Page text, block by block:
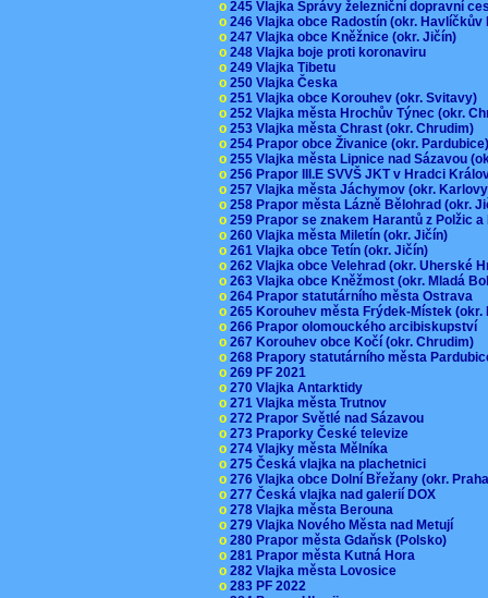
o 245 Vlajka Správy železniční dopravní
o 246 Vlajka obce Radostín (okr.
o 247 Vlajka obce Kněžnice (okr. Jičín)
o 248 Vlajka boje proti koronaviru
o 249 Vlajka Tibetu
o 250 Vlajka Česka
o 251 Vlajka obce Korouhev (okr. Svitavy)
o 252 Vlajka města Hrochův Týnec (okr.
o 253 Vlajka města Chrast (okr. Chrudim)
o 254 Prapor obce Živanice (okr.
o 255 Vlajka města Lipnice nad Sázavou
o 256 Prapor III.E SVVŠ JKT v Hradci
o 257 Vlajka města Jáchymov (okr.
o 258 Prapor města Lázně Bělohrad (okr.
o 259 Prapor se znakem Harantů z Polžic
o 260 Vlajka města Miletín (okr. Jičín)
o 261 Vlajka obce Tetín (okr. Jičín)
o 262 Vlajka obce Velehrad (okr. Uherské
o 263 Vlajka obce Kněžmost (okr. Mladá
o 264 Prapor statutárního města Ostrava
o 265 Korouhev města Frýdek-Místek
o 266 Prapor olomouckého arcibiskupství
o 267 Korouhev obce Kočí (okr. Chrudim)
o 268 Prapory statutárního města
o 269 PF 2021
o 270 Vlajka Antarktidy
o 271 Vlajka města Trutnov
o 272 Prapor Světlé nad Sázavou
o 273 Praporky České televize
o 274 Vlajky města Mělníka
o 275 Česká vlajka na plachetnici
o 276 Vlajka obce Dolní Břežany (okr.
o 277 Česká vlajka nad galerií DOX
o 278 Vlajka města Berouna
o 279 Vlajka Nového Města nad Metují
o 280 Prapor města Gdaňsk (Polsko)
o 281 Prapor města Kutná Hora
o 282 Vlajka města Lovosice
o 283 PF 2022